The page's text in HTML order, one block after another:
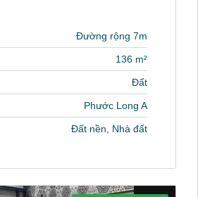
Đường rộng 7m
136 m²
Đất
Phước Long A
Đất nền, Nhà đất